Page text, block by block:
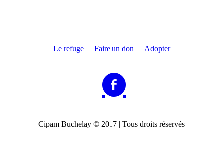
Le refuge Faire un don Adopter
Cipam Buchelay © 2017 | Tous droits réservés